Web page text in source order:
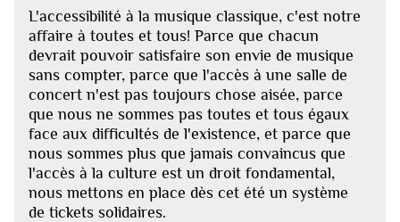
L'accessibilité à la musique classique, c'est notre
affaire à toutes et tous! Parce que chacun
devrait pouvoir satisfaire son envie de musique
sans compter, parce que l'accès à une salle de
concert n'est pas toujours chose aisée, parce
que nous ne sommes pas toutes et tous égaux
face aux difficultés de l'existence, et parce que
nous sommes plus que jamais convaincus que
l'accès à la culture est un droit fondamental,
nous mettons en place dès cet été un système
de tickets solidaires.